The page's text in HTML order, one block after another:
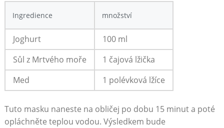
Ingredience množství
Joghurt
100 ⁢ml
Sůl z‌ Mrtvého ⁢moře
1 čajová lžička
Med
1 polévková lžíce
Tuto‌ masku​ naneste na obličej po⁣ dobu‌ 15 minut a⁢ poté
opláchněte teplou vodou.‌ Výsledkem bude